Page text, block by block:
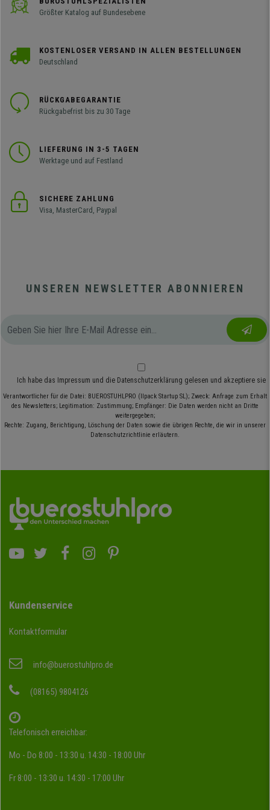
Größter Katalog auf Bundesebene
KOSTENLOSER VERSAND IN ALLEN BESTELLUNGEN
Deutschland
RÜCKGABEGARANTIE
Rückgabefrist bis zu 30 Tage
LIEFERUNG IN 3-5 TAGEN
Werktage und auf Festland
SICHERE ZAHLUNG
Visa, MasterCard, Paypal
UNSEREN NEWSLETTER ABONNIEREN
Ich habe das Impressum und die Datenschutzerklärung gelesen und akzeptiere sie
Verantwortlicher für die Datei: BUEROSTUHLPRO (Ilpack Startup SL); Zweck: Anfrage zum Erhalt
des Newsletters; Legitimation: Zustimmung; Empfänger: Die Daten werden nicht an Dritte
weitergegeben;
Rechte: Zugang, Berichtigung, Löschung der Daten sowie die übrigen Rechte, die wir in unserer
Datenschutzrichtlinie erläutern.
Kundenservice
Kontaktformular
info@buerostuhlpro.de
(08165) 9804126
Telefonisch erreichbar:
Mo - Do 8:00 - 13:30 u. 14:30 - 18:00 Uhr
Fr 8:00 - 13:30 u. 14:30 - 17:00 Uhr